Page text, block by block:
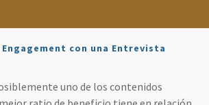
Engagement con una Entrevista
uno de los contenidos